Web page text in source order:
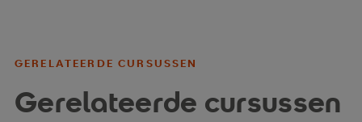
GERELATEERDE CURSUSSEN
Gerelateerde cursussen